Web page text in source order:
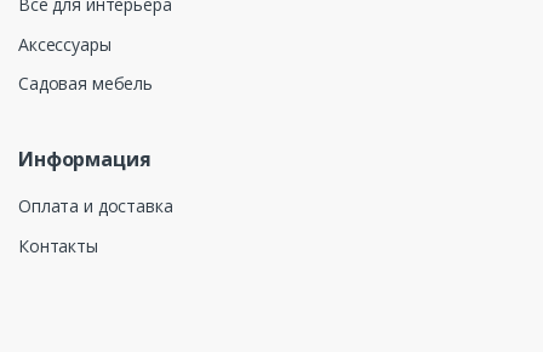
Аксессуары
Садовая мебель
Информация
Оплата и доставка
Контакты